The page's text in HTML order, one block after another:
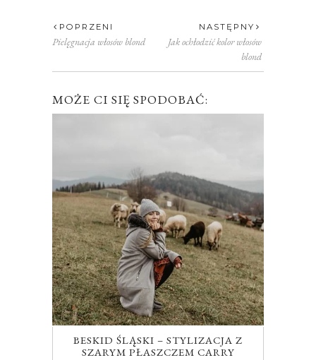
POPRZENI
Pielęgnacja włosów blond
NASTĘPNY
Jak ochłodzić kolor włosów
blond
MOŻE CI SIĘ SPODOBAĆ:
BESKID ŚLĄSKI – STYLIZACJA Z
SZARYM PŁASZCZEM CARRY